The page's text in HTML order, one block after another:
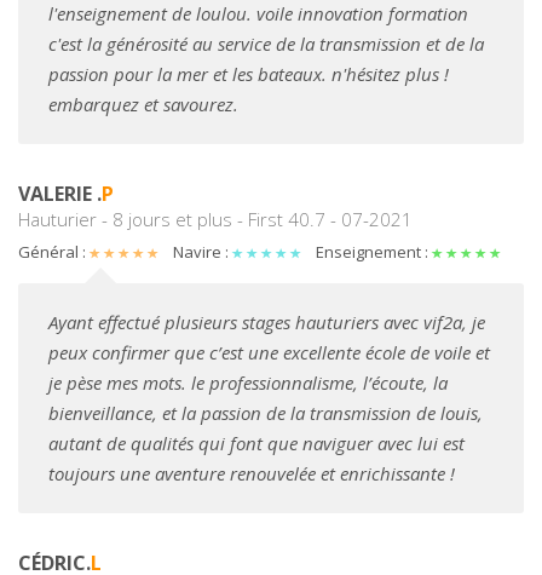
l'enseignement de loulou. voile innovation formation
c'est la générosité au service de la transmission et de la
passion pour la mer et les bateaux. n'hésitez plus !
embarquez et savourez.
VALERIE .P
Hauturier - 8 jours et plus - First 40.7 - 07-2021
Général : Navire : Enseignement :
Ayant effectué plusieurs stages hauturiers avec vif2a, je
peux confirmer que c’est une excellente école de voile et
je pèse mes mots. le professionnalisme, l’écoute, la
bienveillance, et la passion de la transmission de louis,
autant de qualités qui font que naviguer avec lui est
toujours une aventure renouvelée et enrichissante !
CÉDRIC.L